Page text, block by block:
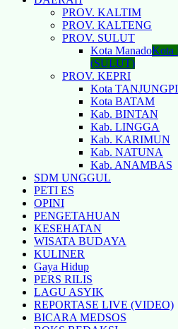
PROV. KALTIM
PROV. KALTENG
PROV. SULUT
Kota ManadoKota
(SULUT)
PROV. KEPRI
Kota
Kota BATAM
Kab. BINTAN
Kab. LINGGA
Kab. KARIMUN
Kab. NATUNA
Kab. ANAMBAS
SDM UNGGUL
PETI ES
OPINI
PENGETAHUAN
KESEHATAN
WISATA BUDAYA
KULINER
Gaya Hidup
PERS RILIS
LAGU ASYIK
REPORTASE LIVE (VIDEO)
BICARA MEDSOS